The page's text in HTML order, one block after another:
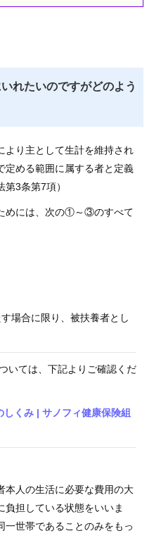
れたいのですがどのよう
より主として生計を維持され
定める範囲に属する者と定義
3条第7項）
めには、次の①～③のすべて
場合に限り、被扶養者とし
いては、下記よりご確認くだ
くみ | サノフィ健康保険組
本人の生活に必要な費用の大
負担している状態をいいま
一世帯であることのみをもっ